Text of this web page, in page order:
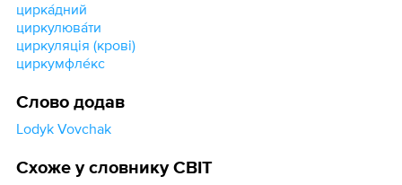
цирка́дний
циркулюва́ти
циркуляція (крові)
циркумфле́кс
Слово додав
Lodyk Vovchak
Схоже у словнику СВІТ